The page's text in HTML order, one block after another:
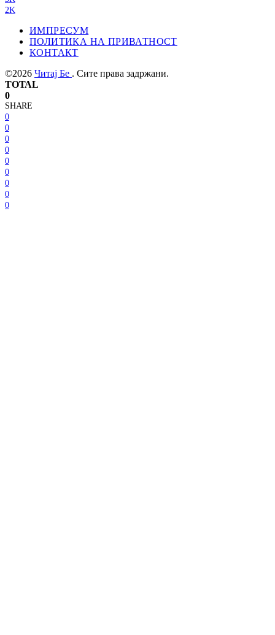
2K
ИМПРЕСУМ
ПОЛИТИКА НА ПРИВАТНОСТ
КОНТАКТ
©2026 Читај Бе . Сите права задржани.
TOTAL
0
SHARE
0
0
0
0
0
0
0
0
0